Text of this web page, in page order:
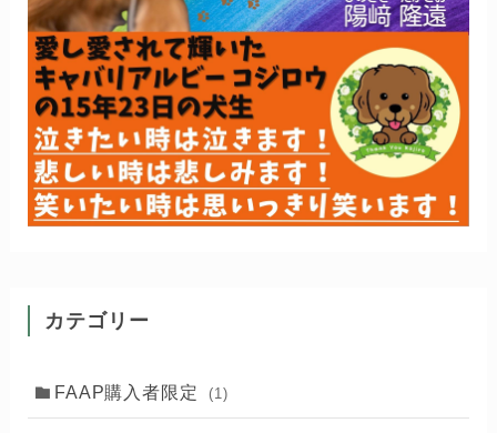
カテゴリー
FAAP購入者限定 (1)